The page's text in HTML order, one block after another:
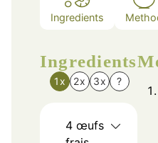
Ingredients
Ingredients
1x 2x 3x ?
4 œufs